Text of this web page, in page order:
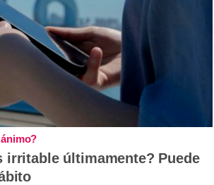
irritable últimamente? Puede